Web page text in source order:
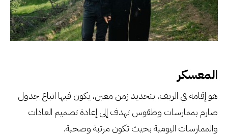
المعسكر
هو إقامة في الريف، بتحديد زمن معين، يكون فيها اتباع جدول
صارم بممارسات وطقوس تهدف إلى إعادة تصميم العادات
والممارسات اليومية بحيث تكون مرتبة وصحية.